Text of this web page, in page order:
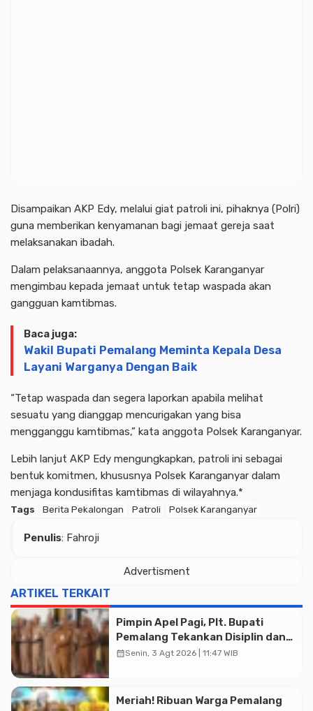
Disampaikan AKP Edy, melalui giat patroli ini, pihaknya (Polri)
guna memberikan kenyamanan bagi jemaat gereja saat
melaksanakan ibadah.
Dalam pelaksanaannya, anggota Polsek Karanganyar
mengimbau kepada jemaat untuk tetap waspada akan
gangguan kamtibmas.
Baca juga:
Wakil Bupati Pemalang Meminta Kepala Desa
Layani Warganya Dengan Baik
“Tetap waspada dan segera laporkan apabila melihat
sesuatu yang dianggap mencurigakan yang bisa
mengganggu kamtibmas,” kata anggota Polsek Karanganyar.
Lebih lanjut AKP Edy mengungkapkan, patroli ini sebagai
bentuk komitmen, khususnya Polsek Karanganyar dalam
menjaga kondusifitas kamtibmas di wilayahnya.*
Tags Berita Pekalongan Patroli Polsek Karanganyar
Penulis: Fahroji
Advertisment
ARTIKEL TERKAIT
Pimpin Apel Pagi, Plt. Bupati
Pemalang Tekankan Disiplin dan
Soliditas ASN untuk Pelayanan
calendar_monthSenin, 3 Agt 2026 | 11:47 WIB
Meriah! Ribuan Warga Pemalang